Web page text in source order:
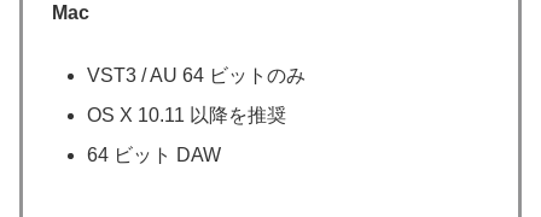
Mac
VST3 / AU 64 ビットのみ
OS X 10.11 以降を推奨
64 ビット DAW